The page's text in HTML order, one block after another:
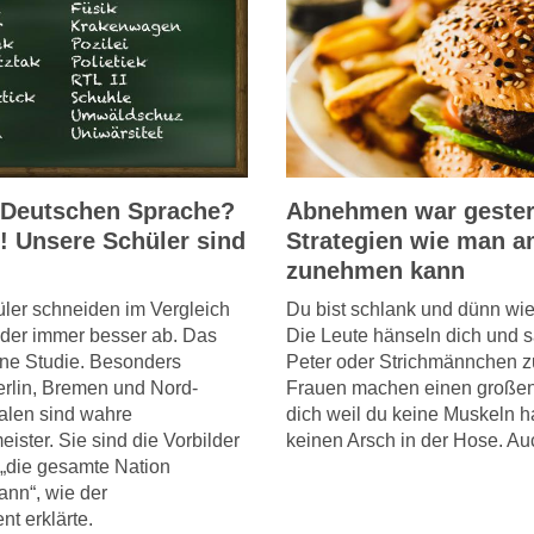
Sprache?
Unsere Schüler sind
schneiden im Vergleich
immer besser ab. Das
Studie. Besonders
Bremen und Nord-
sind wahre
Sie sind die Vorbilder
gesamte Nation
wie der
erklärte.
Abnehmen war
Strategien wie man
zunehmen kann
Du bist schlank und dünn
Die Leute hänseln dich und
Peter oder Strichmännchen
Frauen machen einen
dich weil du keine Muskeln
keinen Arsch in der Hose.